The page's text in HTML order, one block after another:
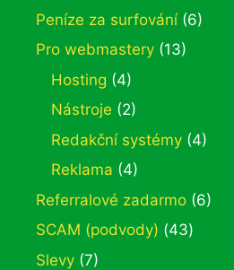
Peníze za surfování(6)
Pro webmastery (13)
Hosting (4)
Nástroje (2)
Redakční systémy (4)
Reklama (4)
Referralové zadarmo (6)
SCAM (podvody) (43)
Slevy (7)